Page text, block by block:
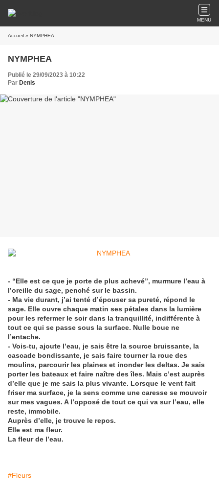
MENU
Accueil » NYMPHEA
NYMPHEA
Publié le 29/09/2023 à 10:22
Par Denis
- “Elle est ce que je porte de plus achevé”, murmure l’eau à
l’oreille du sage, penché sur le bassin.
- Ma vie durant, j’ai tenté d’épouser sa pureté, répond le
sage. Elle ouvre chaque matin ses pétales dans la lumière
pour les refermer le soir dans la tranquillité, indifférente à
tout ce qui se passe sous la surface. Nulle boue ne
l’entache.
- Vois-tu, ajoute l’eau, je sais être la source bruissante, la
cascade bondissante, je sais faire tourner la roue des
moulins, parcourir les plaines et inonder les deltas. Je sais
porter les bateaux et faire naître des îles. Mais c’est auprès
d’elle que je me sais la plus vivante. Lorsque le vent fait
friser ma surface, je la sens comme une caresse se mouvoir
sur mes vagues. A l’opposé de tout ce qui va sur l’eau, elle
reste, immobile.
Auprès d’elle, je trouve le repos.
Elle est ma fleur.
La fleur de l’eau.
#Fleurs